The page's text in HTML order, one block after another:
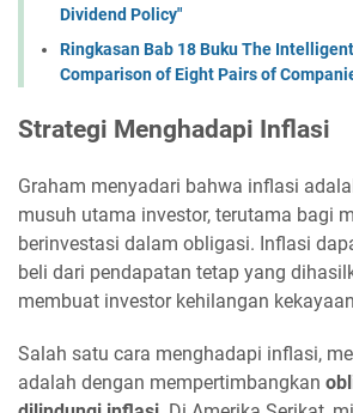
Dividend Policy"
Ringkasan Bab 18 Buku The
Comparison of Eight Pairs of
Strategi Menghadapi Inflasi
Graham menyadari bahwa inflasi
musuh utama investor, terutama bagi
berinvestasi dalam obligasi. Inflasi
beli dari pendapatan tetap yang
membuat investor kehilangan
Salah satu cara menghadapi inflasi,
adalah dengan mempertimbangkan